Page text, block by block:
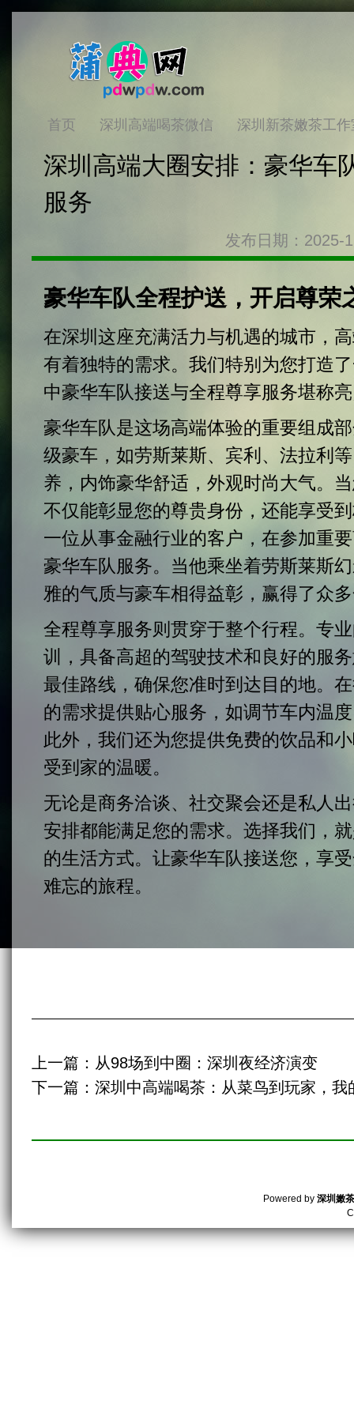
首页 深圳高端喝茶微信 深圳新茶嫩茶工
深圳高端大圈安排：豪华车
服务
发布日期：
豪华车队全程护送，开启尊荣
在深圳这座充满活力与机遇的城市，
有着独特的需求。我们特别为您打造
中豪华车队接送与全程尊享服务堪称
豪华车队是这场高端体验的重要组成
级豪车，如劳斯莱斯、宾利、法拉利
养，内饰豪华舒适，外观时尚大气。
不仅能彰显您的尊贵身份，还能享受
一位从事金融行业的客户，在参加重
豪华车队服务。当他乘坐着劳斯莱斯
雅的气质与豪车相得益彰，赢得了众
全程尊享服务则贯穿于整个行程。专
训，具备高超的驾驶技术和良好的服
最佳路线，确保您准时到达目的地。
的需求提供贴心服务，如调节车内温
此外，我们还为您提供免费的饮品和
受到家的温暖。
无论是商务洽谈、社交聚会还是私人
安排都能满足您的需求。选择我们，
的生活方式。让豪华车队接送您，享
难忘的旅程。
上一篇： 从98场到中圈：深圳夜经济演变
下一篇： 深圳中高端喝茶：从菜鸟到玩家，我
Powered by 深圳嫩